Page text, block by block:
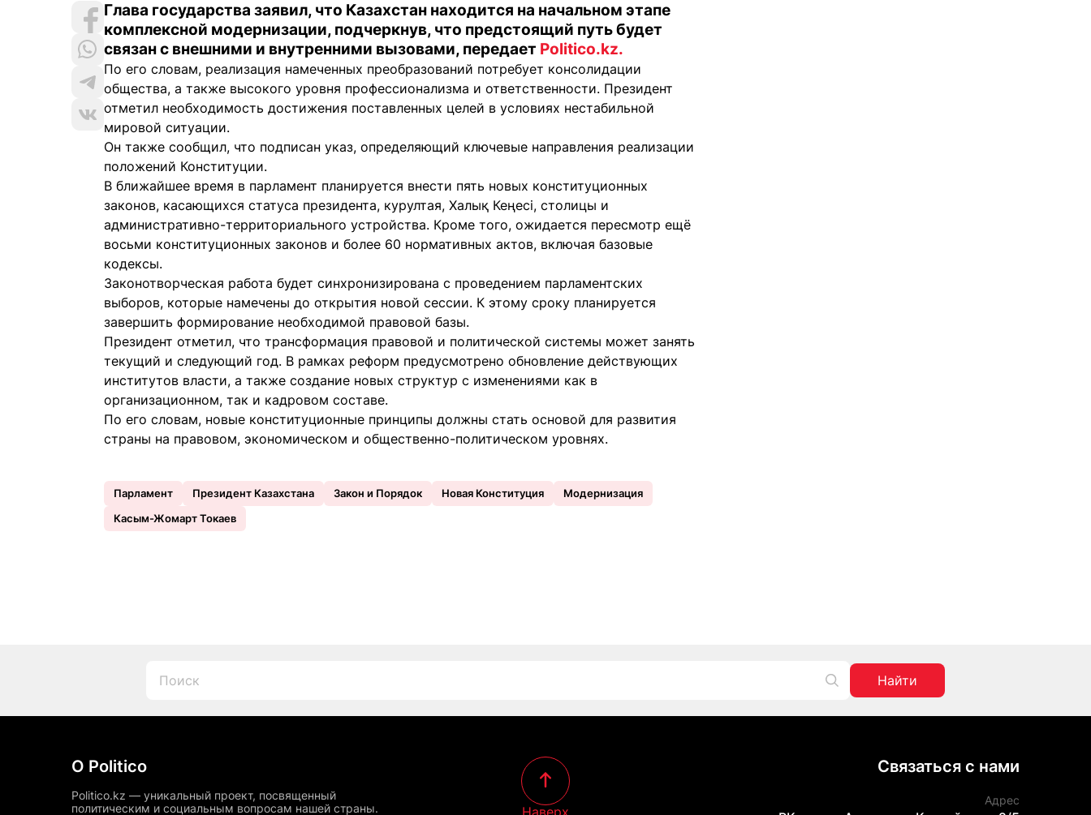
Глава государства заявил, что Казахстан находится на начальном этапе
комплексной модернизации, подчеркнув, что предстоящий путь будет
связан с внешними и внутренними вызовами, передает Politico.kz.
По его словам, реализация намеченных преобразований потребует консолидации
общества, а также высокого уровня профессионализма и ответственности. Президент
отметил необходимость достижения поставленных целей в условиях нестабильной
мировой ситуации.
Он также сообщил, что подписан указ, определяющий ключевые направления реализации
положений Конституции.
В ближайшее время в парламент планируется внести пять новых конституционных
законов, касающихся статуса президента, курултая, Халық Кеңесі, столицы и
административно-территориального устройства. Кроме того, ожидается пересмотр ещё
восьми конституционных законов и более 60 нормативных актов, включая базовые
кодексы.
Законотворческая работа будет синхронизирована с проведением парламентских
выборов, которые намечены до открытия новой сессии. К этому сроку планируется
завершить формирование необходимой правовой базы.
Президент отметил, что трансформация правовой и политической системы может занять
текущий и следующий год. В рамках реформ предусмотрено обновление действующих
институтов власти, а также создание новых структур с изменениями как в
организационном, так и кадровом составе.
По его словам, новые конституционные принципы должны стать основой для развития
страны на правовом, экономическом и общественно-политическом уровнях.
Парламент Президент Казахстана Закон и Порядок Новая Конституция
Модернизация
Касым-Жомарт Токаев
Найти
О Politico
Politico.kz — уникальный проект, посвященный
политическим и социальным вопросам нашей страны.
Наверх
Связаться с нами
Адрес